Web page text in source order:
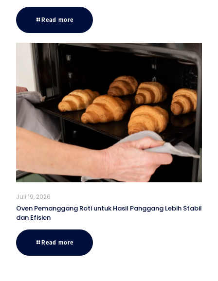
Read more
Juli 19, 2026
Oven Pemanggang Roti untuk Hasil Panggang Lebih Stabil
dan Efisien
Read more